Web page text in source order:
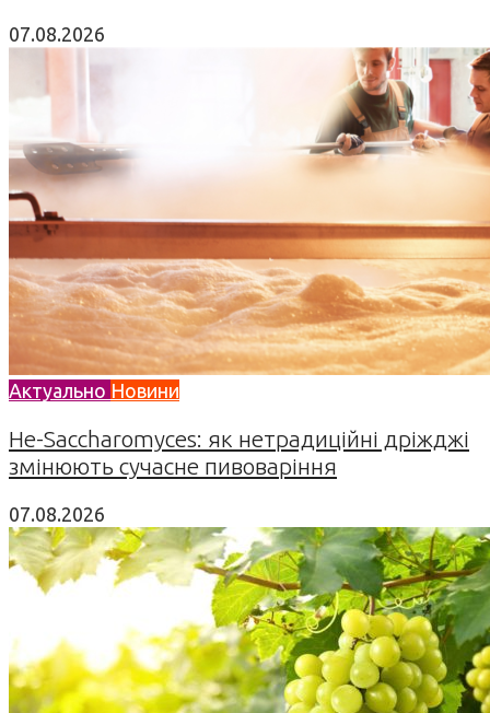
07.08.2026
Актуально Новини
Не-Saccharomyces: як нетрадиційні дріжджі
змінюють сучасне пивоваріння
07.08.2026